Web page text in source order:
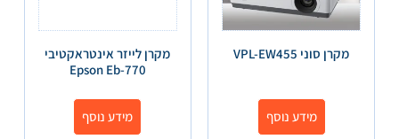
מקרן סוני VPL-EW455
מידע נוסף
מקרן לייזר אינטראקטיבי
Epson Eb-770
מידע נוסף